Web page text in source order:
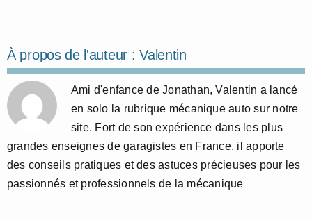
À propos de l'auteur :Valentin
Ami d'enfance de Jonathan, Valentin a lancé
en solo la rubrique mécanique auto sur notre
site. Fort de son expérience dans les plus
grandes enseignes de garagistes en France, il apporte
des conseils pratiques et des astuces précieuses pour les
passionnés et professionnels de la mécanique